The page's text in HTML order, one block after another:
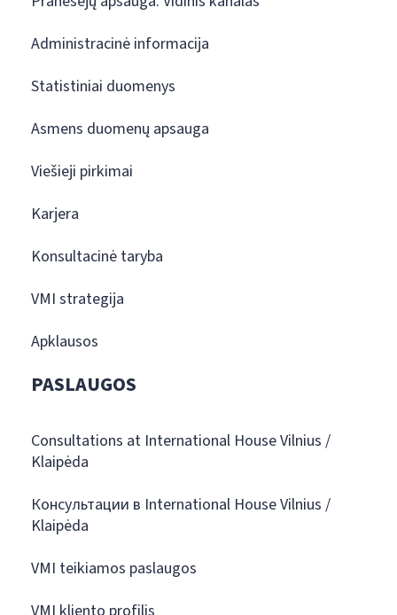
Administracinė informacija
Statistiniai duomenys
Asmens duomenų apsauga
Viešieji pirkimai
Karjera
Konsultacinė taryba
VMI strategija
Apklausos
PASLAUGOS
Consultations at International House Vilnius /
Klaipėda
Консультации в International House Vilnius /
Klaipėda
VMI teikiamos paslaugos
VMI kliento profilis